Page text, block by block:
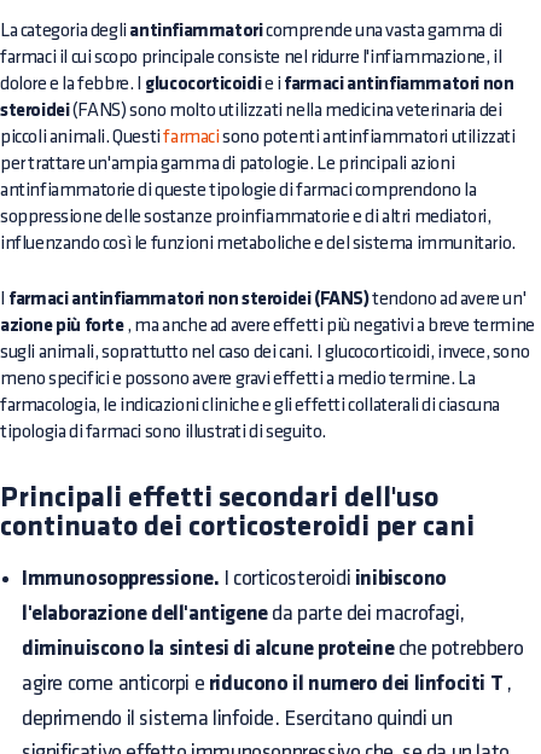
La categoria degli antinfiammatoricomprende una vasta gamma di
farmaci il cui scopo principale consiste nel ridurre l'infiammazione, il
dolore e la febbre. I glucocorticoidie i farmaci antinfiammatori non
steroidei(FANS) sono molto utilizzati nella medicina veterinaria dei
piccoli animali. Questifarmaci sono potenti antinfiammatori utilizzati
per trattare un'ampia gamma di patologie. Le principali azioni
antinfiammatorie di queste tipologie di farmaci comprendono la
soppressione delle sostanze proinfiammatorie e di altri mediatori,
influenzando così le funzioni metaboliche e del sistema immunitario.
farmaci antinfiammatori non steroidei (FANS)tendono ad avere un'
azione più forte, ma anche ad avere effetti più negativi a breve termine
sugli animali, soprattutto nel caso dei cani. I glucocorticoidi, invece, sono
meno specifici e possono avere gravi effetti a medio termine. La
farmacologia, le indicazioni cliniche e gli effetti collaterali di ciascuna
tipologia di farmaci sono illustrati di seguito.
Principali effetti secondari dell'uso
continuato dei corticosteroidi per cani
Immunosoppressione. I corticosteroidi inibiscono
l'elaborazione dell'antigeneda parte dei macrofagi,
diminuiscono la sintesi di alcune proteineche potrebbero
agire come anticorpi e riducono il numero dei linfociti T ,
deprimendo il sistema linfoide. Esercitano quindi un